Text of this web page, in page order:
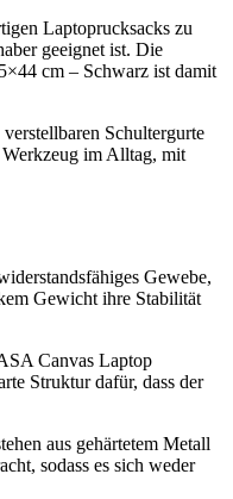
Laptoprucksacks zu
geeignet ist. Die
cm – Schwarz ist damit
Schultergurte
Werkzeug im Alltag, mit
Gewebe,
Gewicht ihre Stabilität
Canvas Laptop
Struktur dafür, dass der
aus gehärtetem Metall
sodass es sich weder